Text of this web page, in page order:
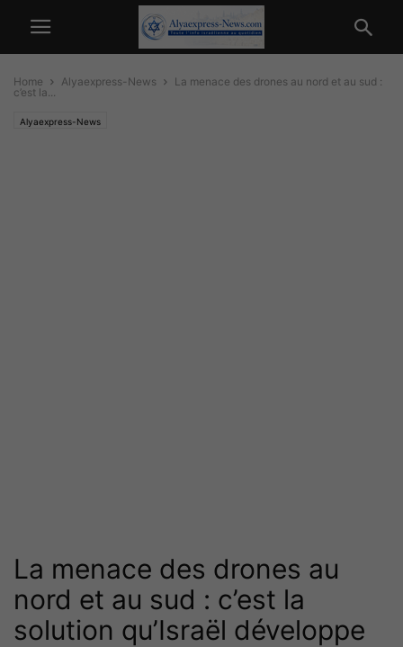
Home Alyaexpress-News
La menace des drones au nord et au sud :
c’est la...
Alyaexpress-News
La menace des drones au
nord et au sud : c’est la
solution qu’Israël développe